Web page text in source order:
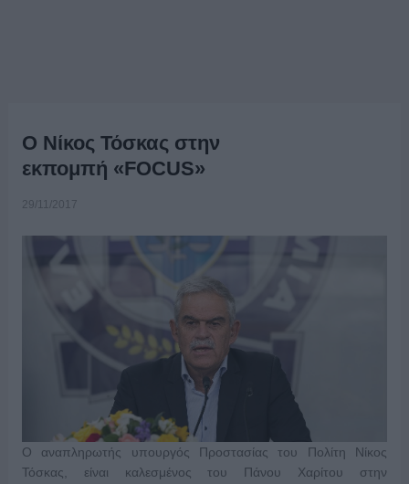
Ο Νίκος Τόσκας στην
εκπομπή «FOCUS»
29/11/2017
Ο αναπληρωτής υπουργός Προστασίας του Πολίτη Νίκος
Τόσκας, είναι καλεσμένος του Πάνου Χαρίτου στην